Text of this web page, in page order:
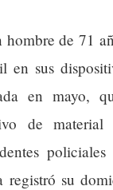
de 71
en sus
en mayo,
de
su